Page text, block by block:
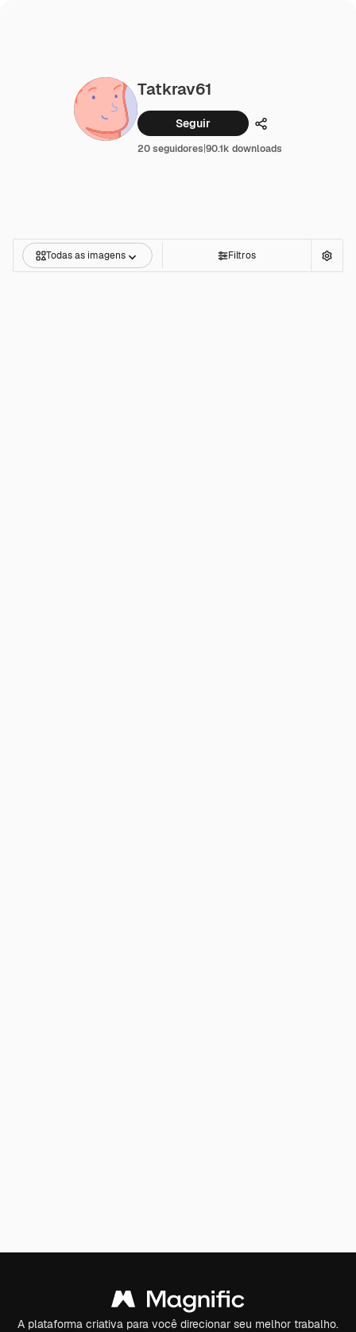
Tatkrav61
Seguir Compartilhar
20 seguidores|90.1k downloads
Todas as imagens Filtros
A plataforma criativa para você direcionar seu melhor trabalho.